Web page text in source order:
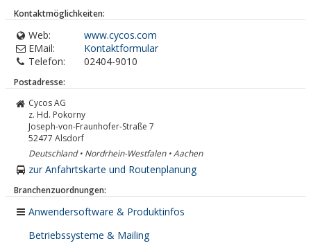
Kontaktmöglichkeiten:
Web:
www.cycos.com
EMail:
Kontaktformular
Telefon:
02404-9010
Postadresse:
Cycos AG
z. Hd. Pokorny
Joseph-von-Fraunhofer-Straße 7
52477 Alsdorf
Deutschland • Nordrhein-Westfalen • Aachen
zur Anfahrtskarte und Routenplanung
Branchenzuordnungen:
Anwendersoftware & Produktinfos
Betriebssysteme & Mailing